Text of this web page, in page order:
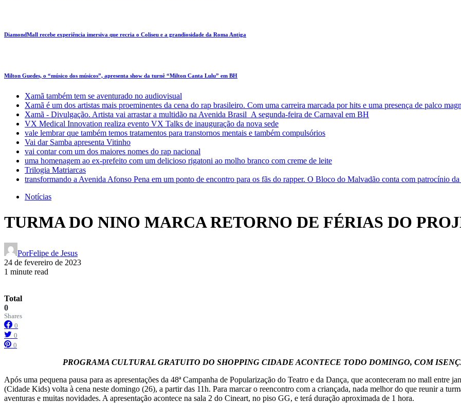
DiamondMall recebe experiência imersiva que recria o Coliseu e a grandiosidade da Roma Antiga
Milton Guedes, o “músico dos músicos”, apresenta show da turnê “Milton Canta Lulu” em BH
Xamã também tem se aventurado no audiovisual
Xamã é um dos artistas mais proeminentes da cena do rap brasileiro. Com uma carreira marcada por hits e uma presença de palco
Xamã - Divulgação. Artista vai arrastar a multidão na Avenida Brasil A segunda-feira de Carnaval em BH
VX Medical Innovation realiza evento VX Talks de inauguração da nova sede
vale lembrar que também temos tratamentos para transtornos mentais e também compulsórios
Vai dar Samba apresenta Vitinho
vai contar com um dos maiores nomes do rap nacional
uma homenagem ao ex-prefeito com um delicioso rigatoni ao molho branco com creme de leite
Trilogia Matriarcas
transformando a Avenida Afonso Pena em um ponto de encontro para os fãs do rapper. O Bloco do Malvadão conta com patrocínio
Notícias
TURMA DO NINO MARCA RETORNO DE FÉRIAS DO
PorFelipe de Jesus
24 de fevereiro de 2023
1 minute read
Total
0
Shares
0
0
0
PROGRAMA CULTURAL GRATUITO DO SHOPPING CIDADE ACONTECE TODO DOMINGO, COM
Após uma pequena pausa para as apresentações da 48ª Campanha de Popularização do Teatro e da Dança, que aconteceram no mall
(Cidade Kids) volta à cena neste domingo (26), a partir das 11h. Para marcar o reencontro com a criançada, nada melhor do que reunir a
aventuras e muitas novidades. A apresentação acontece na sala 2 do Cineart, no piso GG, e terá duração aproximada de 1 hora.